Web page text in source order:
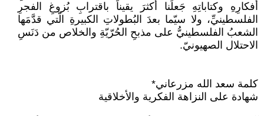
أفكارِهِ وكتاباتِهِ جَعلَنا أكثرَ يقيناً باقترابِ بُزوغِ الفجرِ
الفلسطينيِّ، ولا سيّما بعدَ البُطولاتِ الكبيرةِ الّتي قدَّمَها
الشعبُ الفلسطينيُّ على مذبحِ الحُرّيّةِ والخلاص من دَنَسِ
الاحتلال الصهيونيّ.
كلمة سعد الله مزرعاني*
شهادة على النزاهة الفكرية والأخلاقية